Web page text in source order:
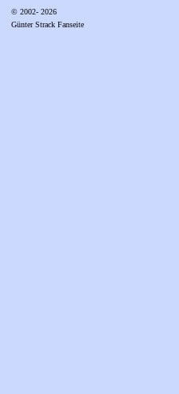
© 2002- 2026
Günter Strack Fanseite